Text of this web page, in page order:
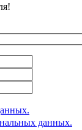
данных.